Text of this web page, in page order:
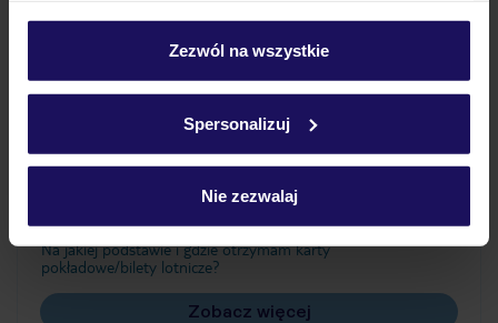
personalizować swój wybór wchodząc w zakładkę
Szczegółowe informacje o plikach cookie znajdziesz
Zezwól na wszystkie
Spersonalizuj
Nie zezwalaj
Ważne informacje
Często zadawane pytania
Jak zmienić uczestników/osobę zgłaszającą?
Czy w Hotelu będzie przedstawiciel TUI?
Na jakiej podstawie i gdzie otrzymam karty
pokładowe/bilety lotnicze?
Zobacz więcej